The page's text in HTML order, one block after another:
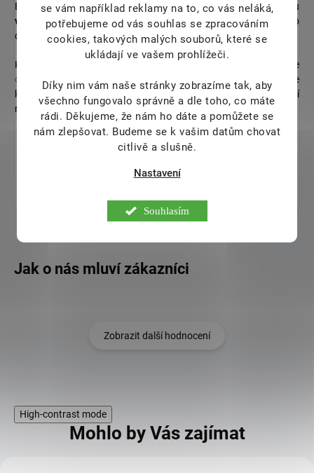
se vám například reklamy na to, co vás neláká,
potřebujeme od vás souhlas se zpracováním
cookies, takových malých souborů, které se
ukládají ve vašem prohlížeči.
Díky nim vám naše stránky zobrazíme tak, aby
všechno fungovalo správně a dle toho, co máte
rádi. Děkujeme, že nám ho dáte a pomůžete se
nám zlepšovat. Budeme se k vašim datům chovat
citlivě a slušně.
Nastavení
Souhlasím
Enterprise: Sustainable Development. ProduktyIncognito
jsou
vhodné pro celou rodinua neobsahují palmový olej ani jeho
deriváty.
Kromě
i další produkty, jako je
ochranný šampon, mýdlo nebo vonné tyčinky
. Doporučuje se
kombinovat s dalšími
přípravky řadyIncognito
pro dosažení
maximální účinnosti.
Akce 1+1 zdarma:
Kupte libovolný produkt značkyIncognito
Zobrazit další hodnocení
High-contrast mode
Mohlo by Vás zajímat